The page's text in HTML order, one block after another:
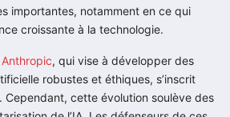
importantes, notamment en ce qui
croissante à la technologie.
Anthropic, qui vise à développer des
robustes et éthiques, s’inscrit
Cependant, cette évolution soulève des